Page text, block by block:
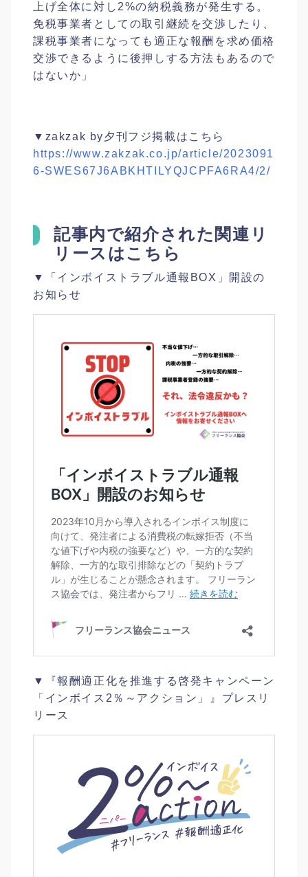
上げ全体に対し2%の納税義務が発生する。
免税事業者としての取引継続を交渉したり、
課税事業者になっても適正な報酬を求め価格
交渉できるように後押しする方法もあるので
はないか」
▼zakzak by夕刊フジ掲載はこちら
https://www.zakzak.co.jp/article/2023091
6-SWES67J6ABKHTILYQJCPFA6RA4/2/
記事内で紹介された関連リ
リースはこちら
▼「インボイストラブル通報BOX」開設の
お知らせ
▼『報酬適正化を推進する啓発キャンペーン
「インボイス2％～アクション」』プレスリ
リース